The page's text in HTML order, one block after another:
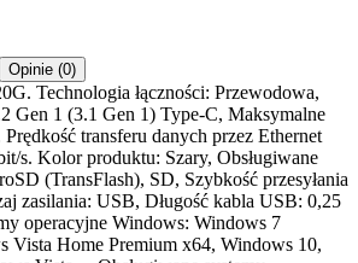
Opinie (0)
Technologia łączności: Przewodowa,
Gen 1 (3.1 Gen 1) Type-C, Maksymalne
transferu danych przez Ethernet
s. Kolor produktu: Szary, Obsługiwane
(TransFlash), SD, Szybkość przesyłania
zasilania: USB, Długość kabla USB: 0,25
operacyjne Windows: Windows 7
Vista Home Premium x64, Windows 10,